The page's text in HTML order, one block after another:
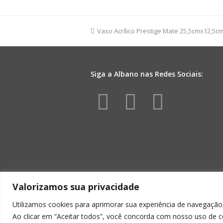
Valorizamos sua privacidade
Utilizamos cookies para aprimorar sua experiência de
Ao clicar em “Aceitar todos”, você concorda com nosso uso de
Suporte
Madeira
quantidade
previous
Vaso Acrílico Prestige Mate
Siga a Albano nas Redes Sociais:
Facebook